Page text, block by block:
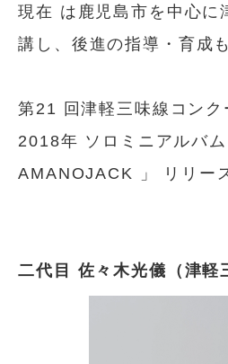
現在 は鹿児島市を中心に
講し、後進の指導・育成
第21 回津軽三味線コン
2018年 ソロミニアルバ
AMANOJACK 」 リリー
二代目 佐々木光儀（津軽